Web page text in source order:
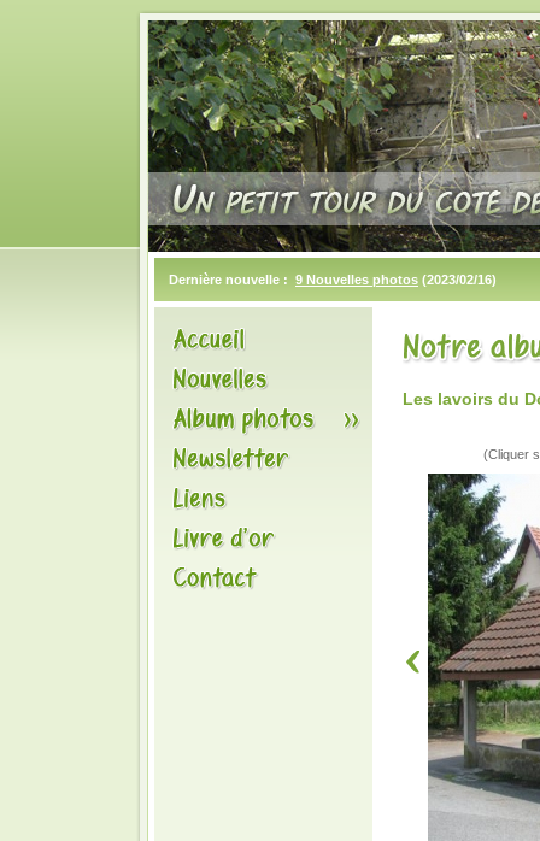
Dernière nouvelle : 9 Nouvelles photos (2023/02/16)
Les lavoirs du
(Cliquer